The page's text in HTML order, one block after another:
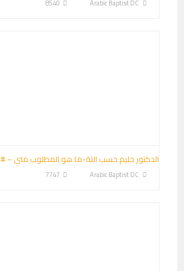
Arabic Baptist DC
8540
الدكتور حليم حسب اللة-ما هو المطلوب مني – # 882
Arabic Baptist DC
7747